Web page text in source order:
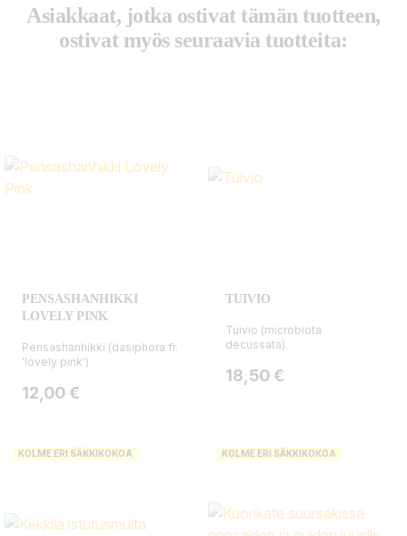
Asiakkaat, jotka ostivat tämän tuotteen,
ostivat myös seuraavia tuotteita:
PENSASHANHIKKI
LOVELY PINK
Pensashanhikki (dasiphora fr.
'lovely pink')
Hinta
12,00 €
TUIVIO
Tuivio (microbiota
decussata).
Hinta
18,50 €
KOLME ERI SÄKKIKOKOA KOLME ERI SÄKKIKOKOA